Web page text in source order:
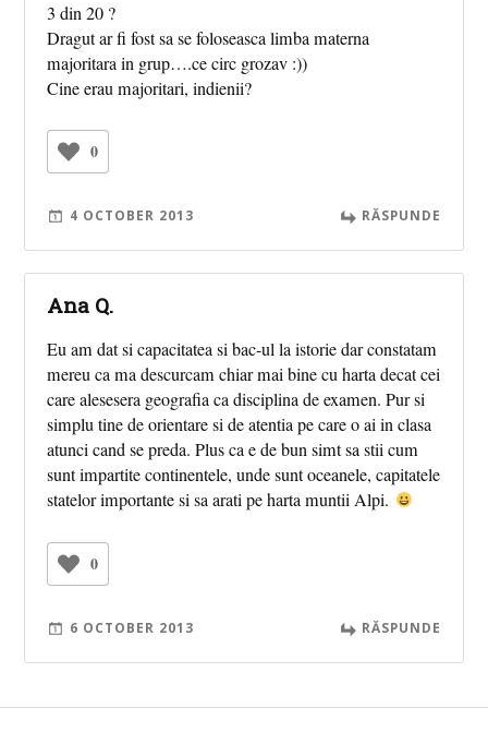
3 din 20 ?
Dragut ar fi fost sa se foloseasca limba materna
majoritara in grup….ce circ grozav :))
Cine erau majoritari, indienii?
0
4 OCTOBER 2013 RĂSPUNDE
Ana Q.
Eu am dat si capacitatea si bac-ul la istorie dar constatam
mereu ca ma descurcam chiar mai bine cu harta decat cei
care alesesera geografia ca disciplina de examen. Pur si
simplu tine de orientare si de atentia pe care o ai in clasa
atunci cand se preda. Plus ca e de bun simt sa stii cum
sunt impartite continentele, unde sunt oceanele, capitatele
statelor importante si sa arati pe harta muntii Alpi.
0
6 OCTOBER 2013 RĂSPUNDE